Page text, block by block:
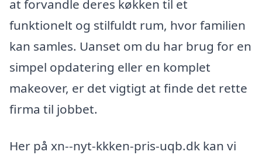
at forvandle deres køkken til et
funktionelt og stilfuldt rum, hvor familien
kan samles. Uanset om du har brug for en
simpel opdatering eller en komplet
makeover, er det vigtigt at finde det rette
firma til jobbet.
Her på xn--nyt-kkken-pris-uqb.dk kan vi